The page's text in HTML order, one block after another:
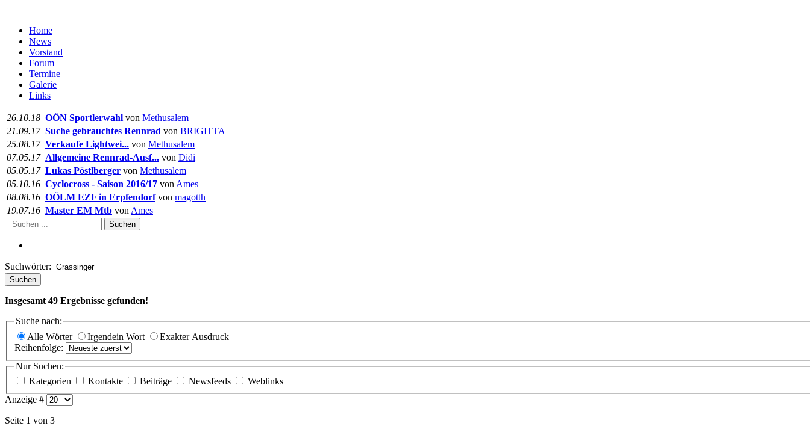
Home
News
Vorstand
Forum
Termine
Galerie
Links
26.10.18 OÖN Sportlerwahl von Methusalem
21.09.17 Suche gebrauchtes Rennrad von BRIGITTA
25.08.17 Verkaufe Lightwei... von Methusalem
07.05.17 Allgemeine Rennrad-Ausf... von Didi
05.05.17 Lukas Pöstlberger von Methusalem
05.10.16 Cyclocross - Saison 2016/17 von Ames
08.08.16 OÖLM EZF in Erpfendorfvon magotth
19.07.16 Master EM Mtb von Ames
Suchen
Suchwörter:
Suchen
Insgesamt 49 Ergebnisse gefunden!
Suche nach:
Alle Wörter
Irgendein Wort
Exakter Ausdruck
Reihenfolge:
Nur Suchen:
Kategorien
Kontakte Beiträge Newsfeeds
Weblinks
Anzeige #
Seite 1 von 3